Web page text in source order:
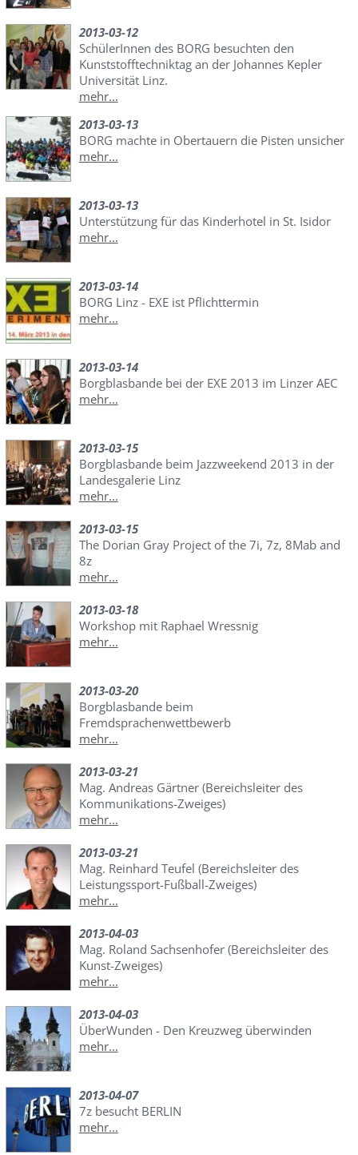
2013-03-12
SchülerInnen des BORG besuchten den
Kunststofftechniktag an der Johannes Kepler
Universität Linz.
mehr...
2013-03-13
BORG machte in Obertauern die Pisten unsicher
mehr...
2013-03-13
Unterstützung für das Kinderhotel in St. Isidor
mehr...
2013-03-14
BORG Linz - EXE ist Pflichttermin
mehr...
2013-03-14
Borgblasbande bei der EXE 2013 im Linzer AEC
mehr...
2013-03-15
Borgblasbande beim Jazzweekend 2013 in der
Landesgalerie Linz
mehr...
2013-03-15
The Dorian Gray Project of the 7i, 7z, 8Mab and
8z
mehr...
2013-03-18
Workshop mit Raphael Wressnig
mehr...
2013-03-20
Borgblasbande beim
Fremdsprachenwettbewerb
mehr...
2013-03-21
Mag. Andreas Gärtner (Bereichsleiter des
Kommunikations-Zweiges)
mehr...
2013-03-21
Mag. Reinhard Teufel (Bereichsleiter des
Leistungssport-Fußball-Zweiges)
mehr...
2013-04-03
Mag. Roland Sachsenhofer (Bereichsleiter des
Kunst-Zweiges)
mehr...
2013-04-03
ÜberWunden - Den Kreuzweg überwinden
mehr...
2013-04-07
7z besucht BERLIN
mehr...